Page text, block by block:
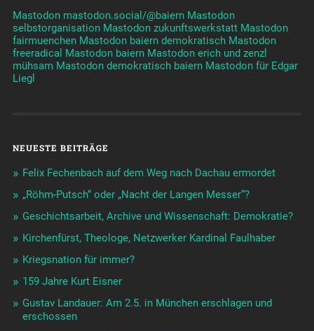
Mastodon mastodon.social/@baiern Mastodon
selbstorganisation Mastodon zukunftswerkstatt Mastodon
fairmuenchen Mastodon baiern demokratisch Mastodon
freeradical Mastodon baiern Mastodon erich und zenzl
mühsam Mastodon demokratisch baiern Mastodon für Edgar
Liegl
NEUESTE BEITRÄGE
Felix Fechenbach auf dem Weg nach Dachau ermordet
„Röhm-Putsch“ oder „Nacht der Langen Messer“?
Geschichtsarbeit, Archive und Wissenschaft: Demokratie?
Kirchenfürst, Theologe, Netzwerker Kardinal Faulhaber
Kriegsnation für immer?
159 Jahre Kurt Eisner
Gustav Landauer: Am 2.5. in München erschlagen und
erschossen